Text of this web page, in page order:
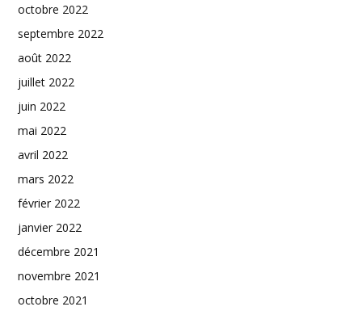
octobre 2022
septembre 2022
août 2022
juillet 2022
juin 2022
mai 2022
avril 2022
mars 2022
février 2022
janvier 2022
décembre 2021
novembre 2021
octobre 2021